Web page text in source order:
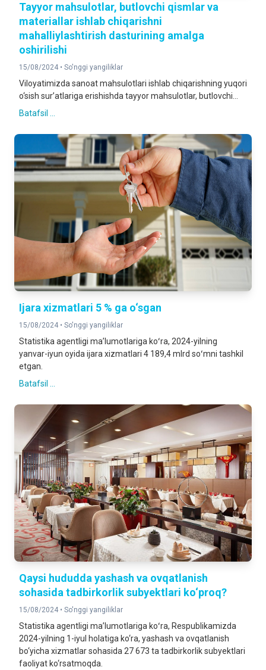
Tayyor mahsulotlar, butlovchi qismlar va
materiallar ishlab chiqarishni
mahalliylashtirish dasturining amalga
oshirilishi
15/08/2024 • So'nggi yangiliklar
Viloyatimizda sanoat mahsulotlari ishlab chiqarishning yuqori
o‘sish sur’atlariga erishishda tayyor mahsulotlar, butlovchi...
Batafsil ...
Ijara xizmatlari 5 % ga o‘sgan
15/08/2024 • So'nggi yangiliklar
Statistika agentligi maʼlumotlariga koʻra, 2024-yilning
yanvar-iyun oyida ijara xizmatlari 4 189,4 mlrd soʻmni tashkil
etgan.
Batafsil ...
Qaysi hududda yashash va ovqatlanish
sohasida tadbirkorlik subyektlari ko‘proq?
15/08/2024 • So'nggi yangiliklar
Statistika agentligi maʼlumotlariga koʻra, Respublikamizda
2024-yilning 1-iyul holatiga ko‘ra, yashash va ovqatlanish
bo‘yicha xizmatlar sohasida 27 673 ta tadbirkorlik subyektlari
faoliyat ko‘rsatmoqda.